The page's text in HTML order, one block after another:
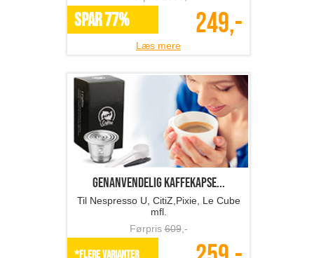
Silikone onvhandske
Praktisk silikone ovnhandske
Førpris 369,-
*Flere varianter 149,-
Læs mere